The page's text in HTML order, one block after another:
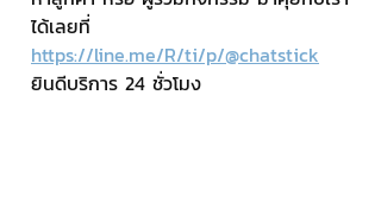
ได้เลยที่
https://line.me/R/ti/p/@chatstick
ยินดีบริการ 24 ชั่วโมง